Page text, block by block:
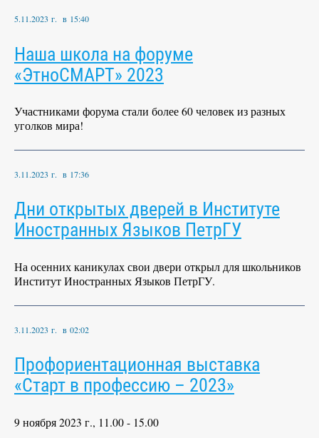
5.11.2023 г. в 15:40
Наша школа на форуме
«ЭтноСМАРТ» 2023
Участниками форума стали более 60 человек из разных
уголков мира!
3.11.2023 г. в 17:36
Дни открытых дверей в Институте
Иностранных Языков ПетрГУ
На осенних каникулах свои двери открыл для школьников
Институт Иностранных Языков ПетрГУ.
3.11.2023 г. в 02:02
Профориентационная выставка
«Старт в профессию – 2023»
9 ноября 2023 г., 11.00 - 15.00